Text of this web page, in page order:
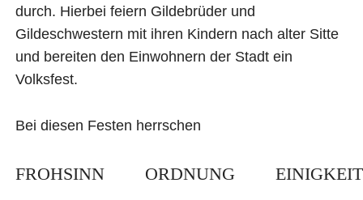
durch. Hierbei feiern Gildebrüder und
Gildeschwestern mit ihren Kindern nach alter Sitte
und bereiten den Einwohnern der Stadt ein
Volksfest.
Bei diesen Festen herrschen
FROHSINN ORDNUNG EINIGKEIT